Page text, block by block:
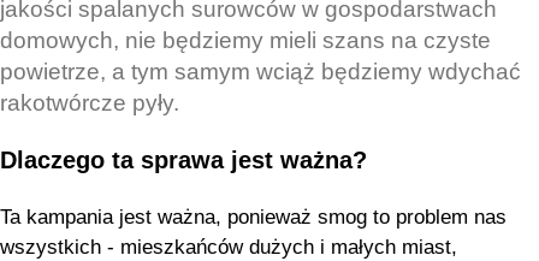
jakości spalanych surowców w gospodarstwach
domowych, nie będziemy mieli szans na czyste
powietrze, a tym samym wciąż będziemy wdychać
rakotwórcze pyły.
Dlaczego ta sprawa jest ważna?
Ta kampania jest ważna, ponieważ smog to problem nas
wszystkich - mieszkańców dużych i małych miast,